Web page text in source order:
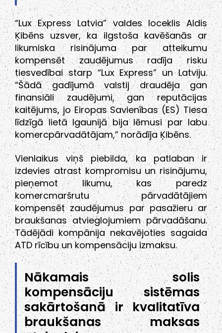
“Lux Express Latvia” valdes loceklis Aldis
Ķibēns uzsver, ka ilgstoša kavēšanās ar
likumiska risinājuma par atteikumu
kompensēt zaudējumus radīja risku
tiesvedībai starp “Lux Express” un Latviju.
“Šādā gadījumā valstij draudēja gan
finansiāli zaudējumi, gan reputācijas
kaitējums, jo Eiropas Savienības (ES) Tiesa
līdzīgā lietā Igaunijā bija lēmusi par labu
komercpārvadātājam,” norādīja Ķibēns.
Vienlaikus viņš piebilda, ka patlaban ir
izdevies atrast kompromisu un risinājumu,
pieņemot likumu, kas paredz
komercmaršrutu pārvadātājiem
kompensēt zaudējumus par pasažieru ar
braukšanas atvieglojumiem pārvadāšanu.
Tādējādi kompānija nekavējoties sagaida
ATD rīcību un kompensāciju izmaksu.
Nākamais solis
kompensāciju sistēmas
sakārtošanā ir kvalitatīva
braukšanas maksas